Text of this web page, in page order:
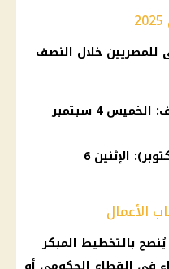
للمصريين خلال النصف
عيد المولد النبوي الشريف: الخميس 4 سبتمبر
عيد القوات المسلحة (6 أكتوبر): الإثنين 6
الأعمال
يُنصح بالتخطيط المبكر